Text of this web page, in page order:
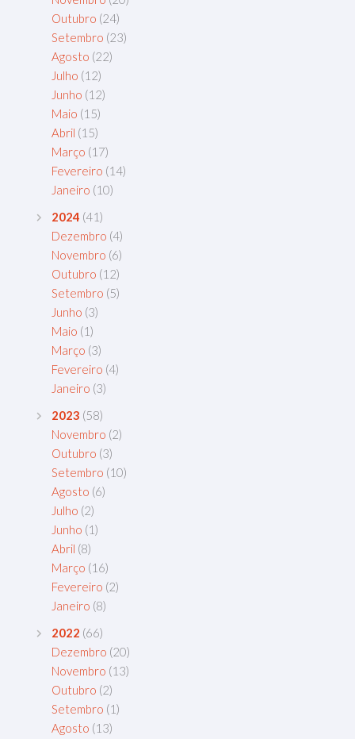
Outubro (24)
Setembro (23)
Agosto (22)
Julho (12)
Junho (12)
Maio (15)
Abril (15)
Março (17)
Fevereiro (14)
Janeiro (10)
2024 (41)
Dezembro (4)
Novembro (6)
Outubro (12)
Setembro (5)
Junho (3)
Maio (1)
Março (3)
Fevereiro (4)
Janeiro (3)
2023 (58)
Novembro (2)
Outubro (3)
Setembro (10)
Agosto (6)
Julho (2)
Junho (1)
Abril (8)
Março (16)
Fevereiro (2)
Janeiro (8)
2022 (66)
Dezembro (20)
Novembro (13)
Outubro (2)
Setembro (1)
Agosto (13)